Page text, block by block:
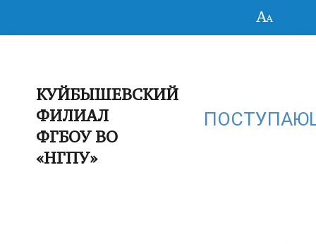
КУЙБЫШЕВСКИЙ
ФИЛИАЛ
ФГБОУ ВО
«НГПУ»